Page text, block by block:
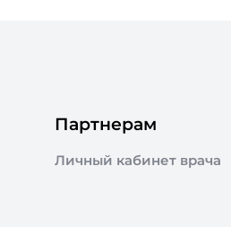
Партнерам
Личный кабинет врача